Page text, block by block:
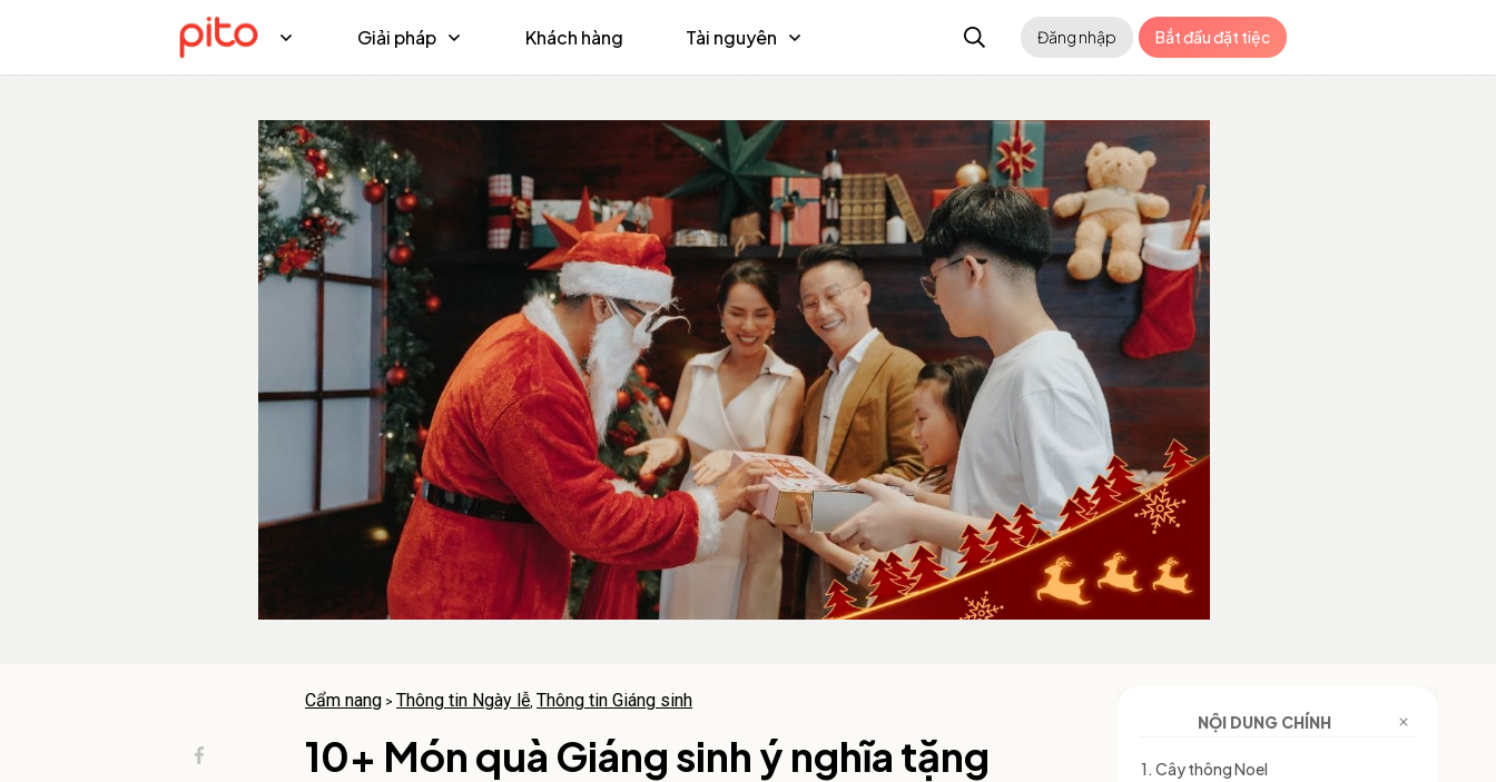
Giải pháp Khách hàng Tài nguyên Đăng nhập Bắt đầu đặt tiệc
Cẩm nang > Thông tin Ngày lễ, Thông tin Giáng sinh
10+ Món quà Giáng sinh ý nghĩa tặng
NỘI DUNG CHÍNH
1. Cây thông Noel